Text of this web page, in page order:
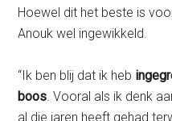
Hoewel dit het beste is
Anouk wel ingewikkeld.
“Ik ben blij dat ik heb
boos. Vooral als ik denk
al die jaren heeft gehad